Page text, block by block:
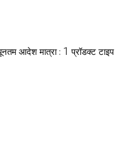
आदेश मात्रा : 1 प्रॉडक्ट